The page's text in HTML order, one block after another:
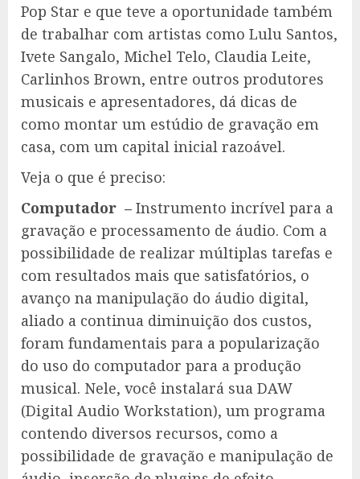
Pop Star e que teve a oportunidade também
de trabalhar com artistas como Lulu Santos,
Ivete Sangalo, Michel Telo, Claudia Leite,
Carlinhos Brown, entre outros produtores
musicais e apresentadores, dá dicas de
como montar um estúdio de gravação em
casa, com um capital inicial razoável.
Veja o que é preciso:
Computador – Instrumento incrível para a
gravação e processamento de áudio. Com a
possibilidade de realizar múltiplas tarefas e
com resultados mais que satisfatórios, o
avanço na manipulação do áudio digital,
aliado a continua diminuição dos custos,
foram fundamentais para a popularização
do uso do computador para a produção
musical. Nele, você instalará sua DAW
(Digital Audio Workstation), um programa
contendo diversos recursos, como a
possibilidade de gravação e manipulação de